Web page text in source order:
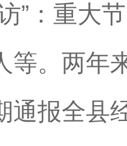
”：重大
等。两年
通报全县